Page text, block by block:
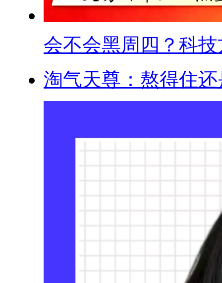
会不会黑周四？科技
淘气天尊：熬得住